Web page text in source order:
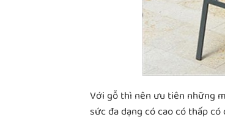
Với gỗ thì nên ưu tiên những
sức đa dạng có cao có thấp